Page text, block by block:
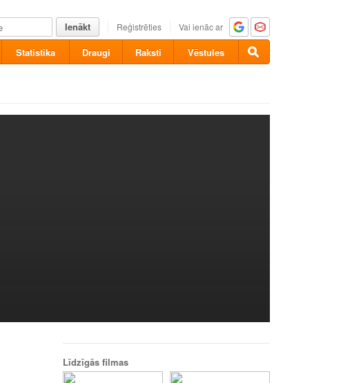
Ienākt Reģistrēties Vai ienāc ar
Statistika Draugi Raksti Vēstules
Līdzīgās filmas